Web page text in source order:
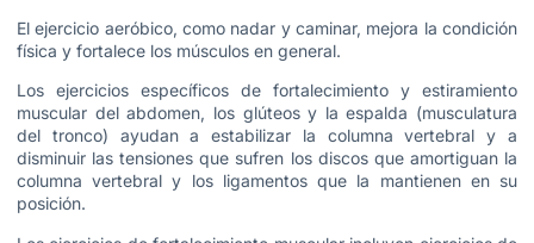
El ejercicio aeróbico, como nadar y caminar, mejora la condición
física y fortalece los músculos en general.
Los ejercicios específicos de fortalecimiento y estiramiento
muscular del abdomen, los glúteos y la espalda (musculatura
del tronco) ayudan a estabilizar la columna vertebral y a
disminuir las tensiones que sufren los discos que amortiguan la
columna vertebral y los ligamentos que la mantienen en su
posición.